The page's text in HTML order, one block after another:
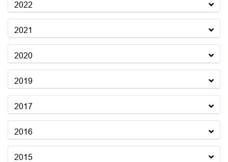
2022
2021
2020
2019
2017
2016
2015